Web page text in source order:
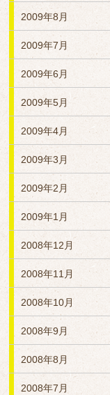
2009年8月
2009年7月
2009年6月
2009年5月
2009年4月
2009年3月
2009年2月
2009年1月
2008年12月
2008年11月
2008年10月
2008年9月
2008年8月
2008年7月